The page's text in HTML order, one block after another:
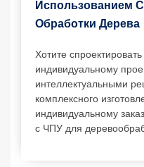
Использованием
Обработки Дерева
Хотите
индивидуальному
интеллектуальными
комплексного
индивидуальному
с ЧПУ для